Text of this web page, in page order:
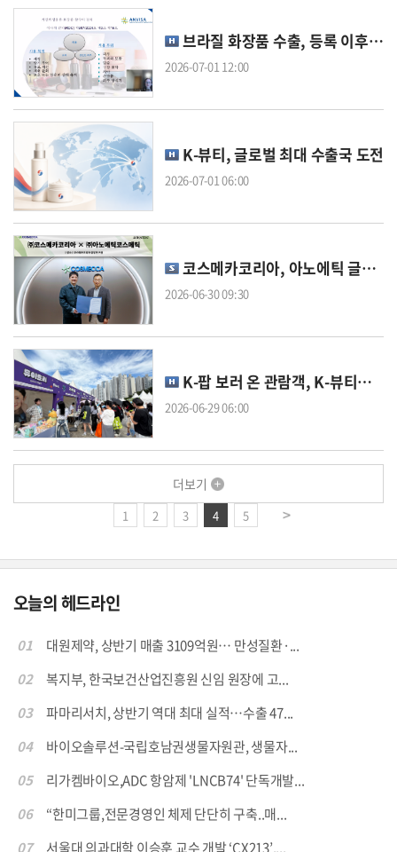
브라질 화장품 수출, 등록 이후 관리 체계도 갖춰야
2026-07-01 12:00
K-뷰티, 글로벌 최대 수출국 도전
2026-07-01 06:00
코스메카코리아, 아노에틱 글로벌 진출 지원
2026-06-30 09:30
K-팝 보러 온 관람객, K-뷰티도 체험했다
2026-06-29 06:00
더보기
1 2 3 4 5
오늘의 헤드라인
01
대원제약, 상반기 매출 3109억원… 만성질환·...
02
복지부, 한국보건산업진흥원 신임 원장에 고...
03
파마리서치, 상반기 역대 최대 실적…수출 47...
04
바이오솔루션-국립호남권생물자원관, 생물자...
05
리가켐바이오,ADC 항암제 'LNCB74' 단독개발...
06
“한미그룹,전문경영인 체제 단단히 구축..매...
07
서울대 의과대학 이승훈 교수 개발 ‘CX213’,...